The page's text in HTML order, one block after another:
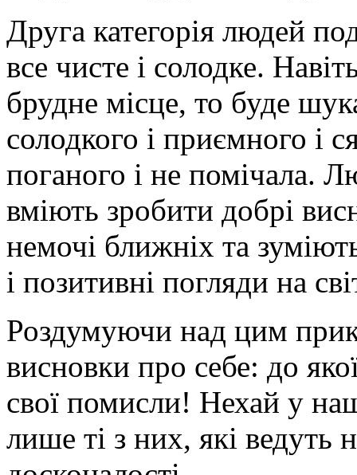
Друга категорія людей
все чисте і солодке.
брудне місце, то буде
солодкого і приємного і
поганого і не помічала.
вміють зробити добрі
немочі ближніх та
і позитивні погляди на
Роздумуючи над цим
висновки про себе: до
свої помисли! Нехай у
лише ті з них, які ведуть